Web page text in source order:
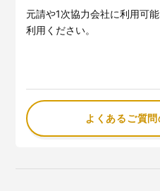
元請や1次協力会社に利用可
利用ください。
よくあるご質